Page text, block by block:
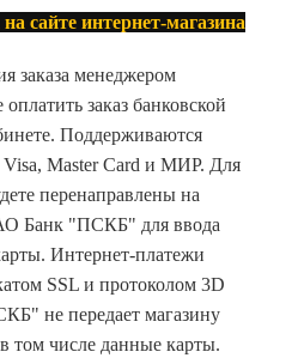
сайте интернет-магазина
заказа менеджером
заказ банковской
Поддерживаются
Master Card и МИР. Для
перенаправлены на
Банк "ПСКБ" для ввода
Интернет-платежи
SSL и протоколом 3D
не передает магазину
том числе данные карты.